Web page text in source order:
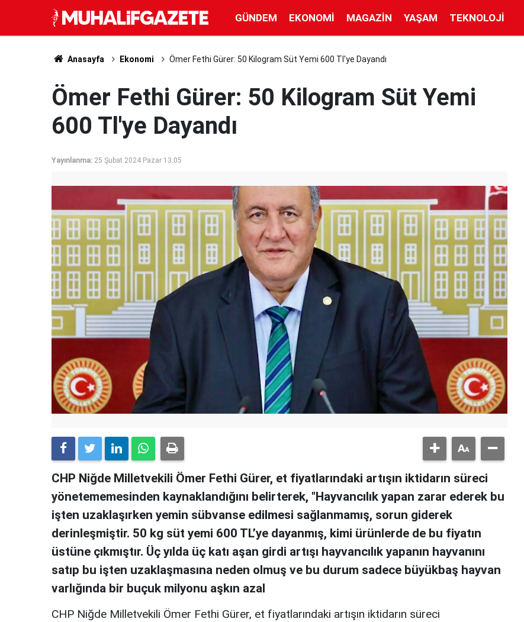
GÜNDEM EKONOMI MAGAZIN YAŞAM TEKNOLOJI
Anasayfa Ekonomi Ömer Fethi Gürer: 50 Kilogram Süt Yemi 600 Tl'ye Dayandı
Ömer Fethi Gürer: 50 Kilogram Süt Yemi
600 Tl'ye Dayandı
Yayınlanma: 25 Şubat 2024 Pazar 13:05
CHP Niğde Milletvekili Ömer Fethi Gürer, et fiyatlarındaki artışın iktidarın süreci
yönetememesinden kaynaklandığını belirterek, "Hayvancılık yapan zarar ederek bu
işten uzaklaşırken yemin sübvanse edilmesi sağlanmamış, sorun giderek
derinleşmiştir. 50 kg süt yemi 600 TL’ye dayanmış, kimi ürünlerde de bu fiyatın
üstüne çıkmıştır. Üç yılda üç katı aşan girdi artışı hayvancılık yapanın hayvanını
satıp bu işten uzaklaşmasına neden olmuş ve bu durum sadece büyükbaş hayvan
varlığında bir buçuk milyonu aşkın azal
CHP Niğde Milletvekili Ömer Fethi Gürer, et fiyatlarındaki artışın iktidarın süreci